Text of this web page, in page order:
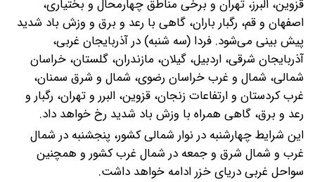
قزوین، البرز، تهران و برخی مناطق چهارمحال و بختیاری،
اصفهان و قم، رگبار باران، گاهی با رعد و برق و وزش باد شدید
پیش بینی می‌شود. فردا (سه شنبه) در آذربایجان غربی،
آذربایجان شرقی، اردبیل، گیلان، مازندران، گلستان، خراسان
شمالی، شمال و غرب خراسان رضوی، شمال و شرق سمنان،
غرب کردستان و ارتفاعات زنجان، قزوین، البرر و تهران، رگبار و
رعد و برق، گاهی همراه با وزش باد شدید رخ خواهد داد.
این شرایط چهارشنبه در نوار شمالی کشور، پنجشنبه در شمال
غرب و شمال شرق و جمعه در شمال غرب کشور و همچنین
سواحل غربی دریای خزر ادامه خواهد داشت.